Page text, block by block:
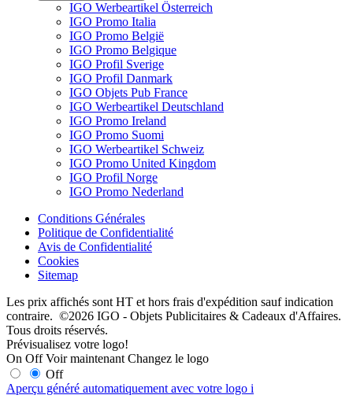
IGO Werbeartikel Österreich
IGO Promo Italia
IGO Promo België
IGO Promo Belgique
IGO Profil Sverige
IGO Profil Danmark
IGO Objets Pub France
IGO Werbeartikel Deutschland
IGO Promo Ireland
IGO Promo Suomi
IGO Werbeartikel Schweiz
IGO Promo United Kingdom
IGO Profil Norge
IGO Promo Nederland
Conditions Générales
Politique de Confidentialité
Avis de Confidentialité
Cookies
Sitemap
Les prix affichés sont HT et hors frais d'expédition sauf indication
contraire. ©2026 IGO - Objets Publicitaires & Cadeaux d'Affaires.
Tous droits réservés.
Prévisualisez votre logo!
On Off Voir maintenant Changez le logo
Off
Aperçu généré automatiquement avec votre logo i